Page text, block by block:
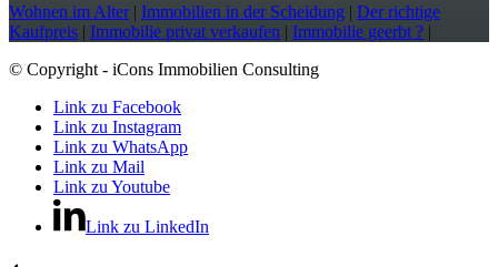
Wohnen im Alter| Immobilien in der Scheidung | Der richtige
Kaufpreis | Immobilie privat verkaufen | Immobilie geerbt ? |
© Copyright - iCons Immobilien Consulting
Link zu Facebook
Link zu Instagram
Link zu WhatsApp
Link zu Mail
Link zu Youtube
Link zu LinkedIn